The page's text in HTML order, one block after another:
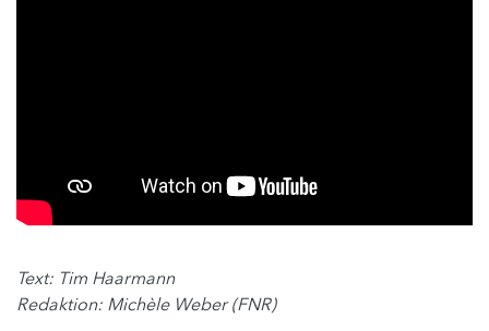
Text: Tim Haarmann
Redaktion: Michèle Weber (FNR)